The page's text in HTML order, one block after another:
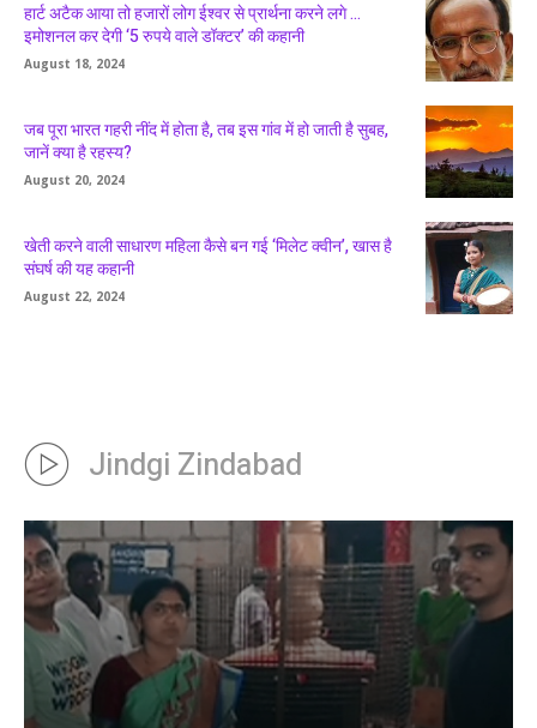
हार्ट अटैक आया तो हजारों लोग ईश्वर से प्रार्थना करने लगे …
इमोशनल कर देगी ‘5 रुपये वाले डॉक्टर’ की कहानी
August 18, 2024
जब पूरा भारत गहरी नींद में होता है, तब इस गांव में हो जाती है सुबह,
जानें क्या है रहस्य?
August 20, 2024
खेती करने वाली साधारण महिला कैसे बन गई ‘मिलेट क्वीन’, खास है
संघर्ष की यह कहानी
August 22, 2024
Jindgi Zindabad